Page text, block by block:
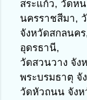
สระแก้ว, วัดห
นครราชสีมา,
จังหวัดสกลนค
อุดรธานี,
วัดสวนวาง จัง
พระบรมธาตุ จั
วัดหัวถนน จัง